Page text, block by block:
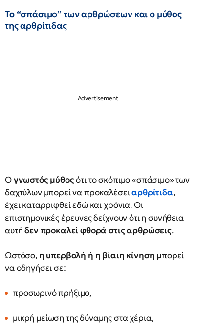
Το “σπάσιμο” των αρθρώσεων και ο μύθος
της αρθρίτιδας
Ογνωστός μύθοςότι το σκόπιμο «σπάσιμο» των
δαχτύλων μπορεί να προκαλέσειαρθρίτιδα,
έχει καταρριφθεί εδώ και χρόνια. Οι
επιστημονικές έρευνες δείχνουν ότι η συνήθεια
αυτήδεν προκαλεί φθορά στις αρθρώσεις.
Ωστόσο, η υπερβολή ή η βίαιη κίνηση μπορεί
να οδηγήσει σε:
προσωρινό πρήξιμο,
μικρή μείωση της δύναμης στα χέρια,